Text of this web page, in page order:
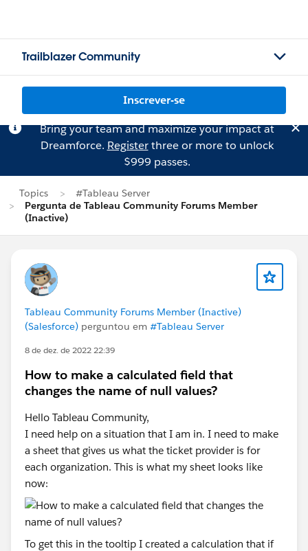
Trailblazer Community
Inscrever-se
Bring your team and maximize your impact at
Dreamforce. Registerthree or more to unlock
$999 passes.
Topics
#Tableau Server
Pergunta de Tableau Community Forums Member
(Inactive)
Tableau Community Forums Member (Inactive)
(Salesforce) perguntou em #Tableau Server
8 de dez. de 2022 22:39
How to make a calculated field that
changes the name of null values?
Hello Tableau Community,
I need help on a situation that I am in. I need to make
a sheet that gives us what the ticket provider is for
each organization. This is what my sheet looks like
now:
To get this in the tooltip I created a calculation that if